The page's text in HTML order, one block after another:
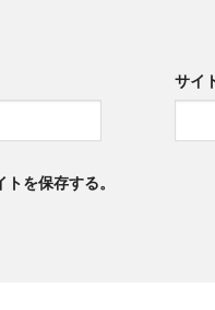
サイ
を保存する。